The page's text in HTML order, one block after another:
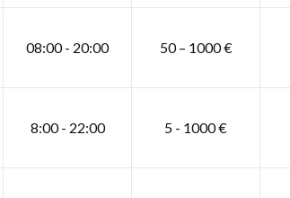
08:00 - 20:00 50 – 1000 €
8:00 - 22:00 5 - 1000 €